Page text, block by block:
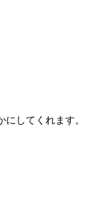
してくれます。